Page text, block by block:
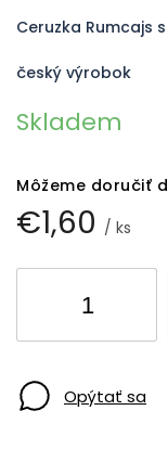
€1,60 / ks
Skladem
Môžeme doručiť
Ceruzka Rumcajs
český výrobok
Opýtať sa